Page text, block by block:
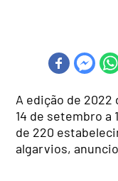
A edição de 2022
14 de setembro a
de 220
algarvios,